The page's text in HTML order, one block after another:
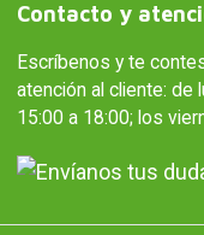
Contacto y
Escríbenos y te
atención al cliente: de
15:00 a 18:00; los